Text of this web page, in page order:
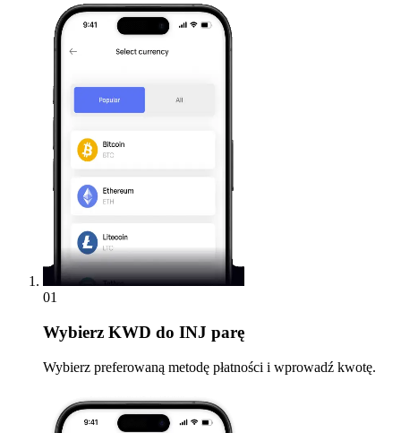
01
Wybierz KWD do INJ parę
Wybierz preferowaną metodę płatności i wprowadź kwotę.